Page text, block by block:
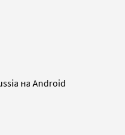
на Android